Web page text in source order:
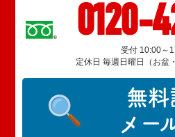
0120-
受付 10:00～
定休日 毎週日曜日（お盆
無料
メー